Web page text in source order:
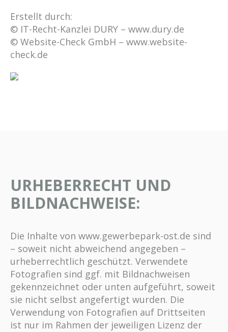
Erstellt durch:
© IT-Recht-Kanzlei DURY – www.dury.de
© Website-Check GmbH – www.website-
check.de
URHEBERRECHT UND
BILDNACHWEISE:
Die Inhalte von www.gewerbepark-ost.de sind
– soweit nicht abweichend angegeben –
urheberrechtlich geschützt. Verwendete
Fotografien sind ggf. mit Bildnachweisen
gekennzeichnet oder unten aufgeführt, soweit
sie nicht selbst angefertigt wurden. Die
Verwendung von Fotografien auf Drittseiten
ist nur im Rahmen der jeweiligen Lizenz der